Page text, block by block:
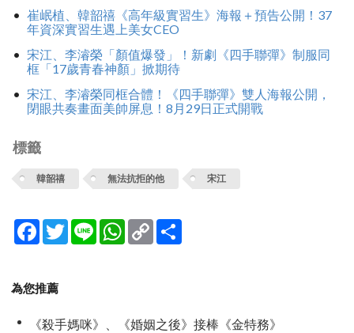
崔岷植、韓韶禧《高年級實習生》海報＋預告公開！37
年資深實習生遇上美女CEO
宋江、李濬榮「顏值爆發」！新劇《四手聯彈》制服同
框「17歲青春神顏」掀期待
宋江、李濬榮同框合體！《四手聯彈》雙人海報公開，
閉眼共奏畫面美帥屏息！8月29日正式開戰
標籤
韓韶禧 無法抗拒的他 宋江
Facebook
TwitterLine WhatsApp
Copy
Link
為您推薦
《殺手媽咪》、《婚姻之後》接棒《金特務》